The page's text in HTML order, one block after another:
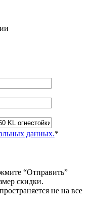
данных.*
“Отправить”
скидки.
не на все